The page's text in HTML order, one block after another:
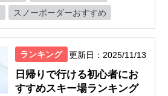
スノーボーダーおすすめ
ランキング 更新日：2025/11/13
日帰りで行ける初心者にお
すすめスキー場ランキング